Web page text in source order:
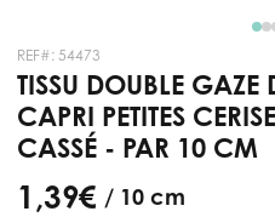
REF#: 54473
TISSU DOUBLE
CAPRI PETITES
CASSÉ - PAR 10 CM
1,39 € / 10 cm